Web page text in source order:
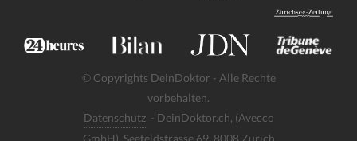
© Copyrights DeinDoktor - Alle Rechte
vorbehalten.
Datenschutz - DeinDoktor.ch, (Avecco